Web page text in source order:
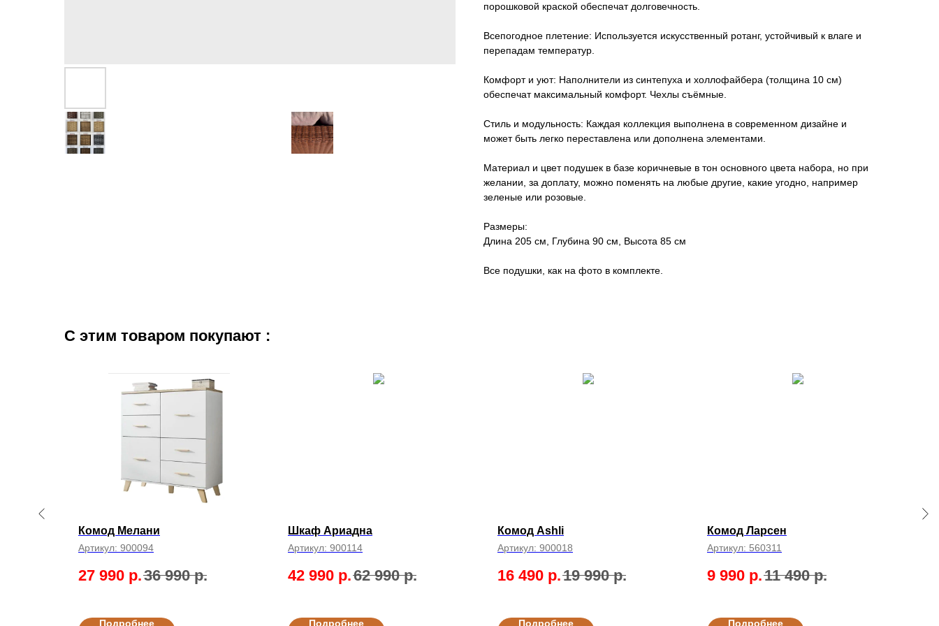
порошковой краской обеспечат долговечность.
Всепогодное плетение: Используется искусственный ротанг, устойчивый к влаге и
перепадам температур.
Комфорт и уют: Наполнители из синтепуха и холлофайбера (толщина 10 см)
обеспечат максимальный комфорт. Чехлы съёмные.
Стиль и модульность: Каждая коллекция выполнена в современном дизайне и
может быть легко переставлена или дополнена элементами.
Материал и цвет подушек в базе коричневые в тон основного цвета набора, но при
желании, за доплату, можно поменять на любые другие, какие угодно, например
зеленые или розовые.
Размеры:
Длина 205 см, Глубина 90 см, Высота 85 см
Все подушки, как на фото в комплекте.
С этим товаром покупают :
Комод Мелани
Артикул: 900094
27 990 р.36 990 р.
Подробнее
Шкаф Ариадна
Артикул: 900114
42 990 р.62 990 р.
Подробнее
Комод Ashli
Артикул: 900018
16 490 р.19 990 р.
Подробнее
Комод Ларсен
Артикул: 560311
9 990 р.11 490 р.
Подробнее